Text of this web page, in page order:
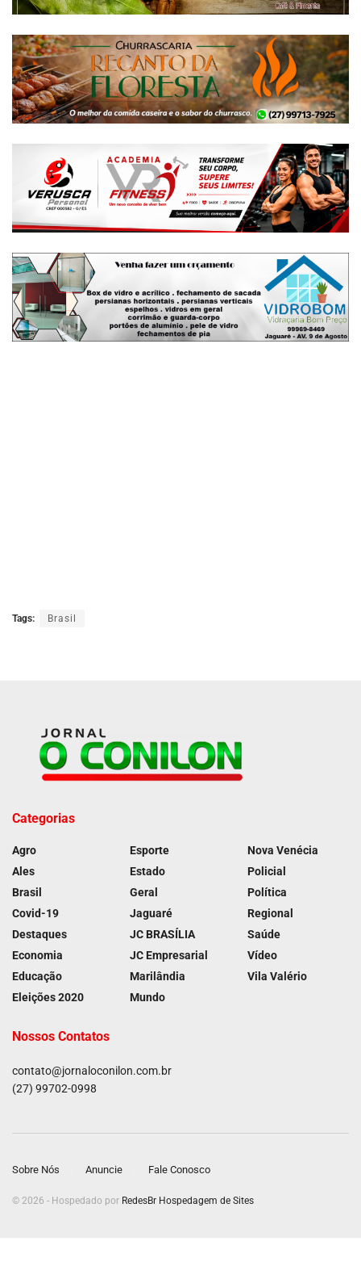
Tags: Brasil
Categorias
Agro
Ales
Brasil
Covid-19
Destaques
Economia
Educação
Eleições 2020
Esporte
Estado
Geral
Jaguaré
JC BRASÍLIA
JC Empresarial
Marilândia
Mundo
Nova Venécia
Policial
Política
Regional
Saúde
Vídeo
Vila Valério
Nossos Contatos
contato@jornaloconilon.com.br
(27) 99702-0998
Sobre Nós Anuncie Fale Conosco
© 2026 - Hospedado por RedesBr Hospedagem de Sites